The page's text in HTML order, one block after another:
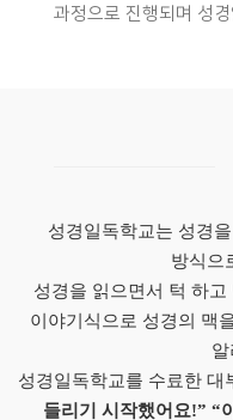
과정으로 진행되며 성
성경일독학교는 성경
방식으
성경을 읽으면서 턱 하
이야기식으로 성경의 맥
성경일독학교를 수료한 대
들리기 시작했어요!” “